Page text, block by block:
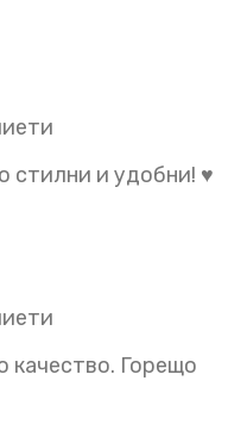
стилни и удобни! ♥️
качество. Горещо